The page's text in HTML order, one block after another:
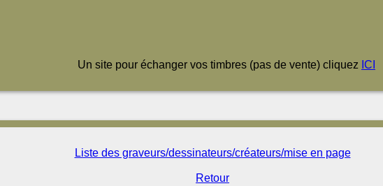
Un site pour échanger vos timbres (pas de vente) cliquez ICI
Liste des graveurs/dessinateurs/créateurs/mise en page
Retour